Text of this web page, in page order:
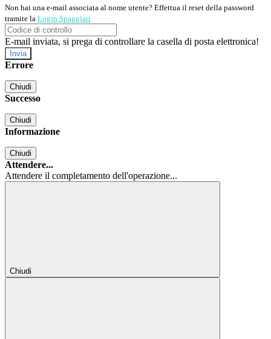
Non hai una e-mail associata al nome utente? Effettua il reset della password
tramite la Login Spaggiari
E-mail inviata, si prega di controllare la casella di posta elettronica!
Errore
Chiudi
Successo
Chiudi
Informazione
Chiudi
Attendere...
Attendere il completamento dell'operazione...
Chiudi